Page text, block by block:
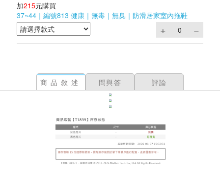
加215元購買
37~44｜編號813 健康｜無毒｜無臭｜防滑居家室內拖鞋
商品敘述 問與答 評論